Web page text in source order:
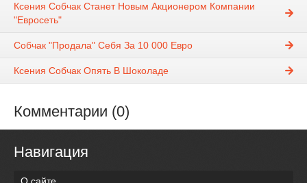
Ксения Собчак Станет Новым Акционером Компании
"Евросеть"
Собчак "Продала" Себя За 10 000 Евро
Ксения Собчак Опять В Шоколаде
Комментарии (0)
Навигация
О сайте